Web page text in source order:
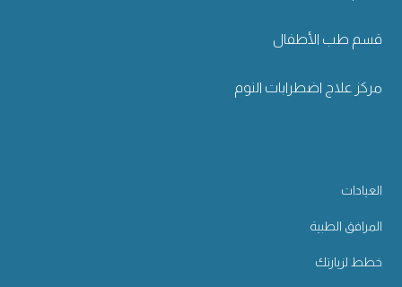
قسم طب الأطفال
مركز علاج اضطرابات النوم
العيادات
المرافق الطبية
خطط لزيارتك